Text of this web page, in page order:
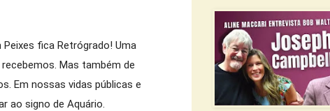
fica Retrógrado! Uma
Mas também de
Em nossas vidas públicas e
ao signo de Aquário.